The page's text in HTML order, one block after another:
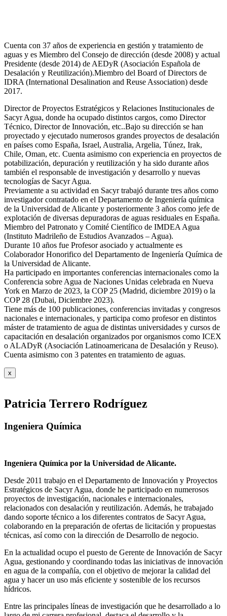
Cuenta con 37 años de experiencia en gestión y tratamiento de
aguas y es Miembro del Consejo de dirección (desde 2008) y actual
Presidente (desde 2014) de AEDyR (Asociación Española de
Desalación y Reutilización).Miembro del Board of Directors de
IDRA (International Desalination and Reuse Association) desde
2017.
Director de Proyectos Estratégicos y Relaciones Institucionales de
Sacyr Agua, donde ha ocupado distintos cargos, como Director
Técnico, Director de Innovación, etc..Bajo su dirección se han
proyectado y ejecutado numerosos grandes proyectos de desalación
en países como España, Israel, Australia, Argelia, Túnez, Irak,
Chile, Oman, etc. Cuenta asimismo con experiencia en proyectos de
potabilización, depuración y reutilización y ha sido durante años
también el responsable de investigación y desarrollo y nuevas
tecnologías de Sacyr Agua.
Previamente a su actividad en Sacyr trabajó durante tres años como
investigador contratado en el Departamento de Ingeniería química
de la Universidad de Alicante y posteriormente 3 años como jefe de
explotación de diversas depuradoras de aguas residuales en España.
Miembro del Patronato y Comité Científico de IMDEA Agua
(Instituto Madrileño de Estudios Avanzados – Agua).
Durante 10 años fue Profesor asociado y actualmente es
Colaborador Honorifico del Departamento de Ingeniería Química de
la Universidad de Alicante.
Ha participado en importantes conferencias internacionales como la
Conferencia sobre Agua de Naciones Unidas celebrada en Nueva
York en Marzo de 2023, la COP 25 (Madrid, diciembre 2019) o la
COP 28 (Dubai, Diciembre 2023).
Tiene más de 100 publicaciones, conferencias invitadas y congresos
nacionales e internacionales, y participa como profesor en distintos
máster de tratamiento de agua de distintas universidades y cursos de
capacitación en desalación organizados por organismos como ICEX
o ALADyR (Asociación Latinoamericana de Desalación y Reuso).
Cuenta asimismo con 3 patentes en tratamiento de aguas.
x
Patricia Terrero Rodríguez
Ingeniera Química
Ingeniera Química por la Universidad de Alicante.
Desde 2011 trabajo en el Departamento de Innovación y Proyectos
Estratégicos de Sacyr Agua, donde he participado en numerosos
proyectos de investigación, nacionales e internacionales,
relacionados con desalación y reutilización. Además, he trabajado
dando soporte técnico a los diferentes contratos de Sacyr Agua,
colaborando en la preparación de ofertas de licitación y propuestas
técnicas, así como con la dirección de Desarrollo de negocio.
En la actualidad ocupo el puesto de Gerente de Innovación de Sacyr
Agua, gestionando y coordinando todas las iniciativas de innovación
en agua de la compañía, con el objetivo de mejorar la calidad del
agua y hacer un uso más eficiente y sostenible de los recursos
hídricos.
Entre las principales líneas de investigación que he desarrollado a lo